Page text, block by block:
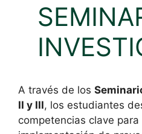
A través de los
II y III, los estudiantes
competencias clave